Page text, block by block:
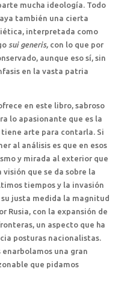
mucha ideología. Todo
también una cierta
interpretada como
sui generis, con lo que por
aunque eso sí, sin
en la vasta patria
en este libro, sabroso
lo apasionante que es la
tiene arte para contarla. Si
al análisis es que en esos
y mirada al exterior que
que se da sobre la
tiempos y la invasión
justa medida la magnitud
Rusia, con la expansión de
un aspecto que ha
posturas nacionalistas.
una gran
que pidamos